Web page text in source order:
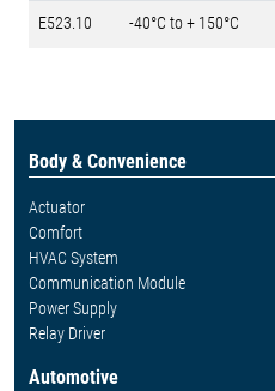
E523.10 -40°C to + 150°C
Body & Convenience
Actuator
Comfort
HVAC System
Communication Module
Power Supply
Relay Driver
Automotive